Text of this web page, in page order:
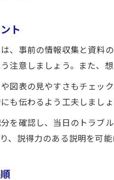
ト
、事前の情報収集と資料
注意しましょう。また、
図表の見やすさもチェッ
も伝わるよう工夫しましょ
を確認し、当日のトラブ
、説得力のある説明を可能